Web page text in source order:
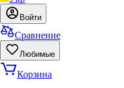
Войти
Сравнение
Любимые
Корзина